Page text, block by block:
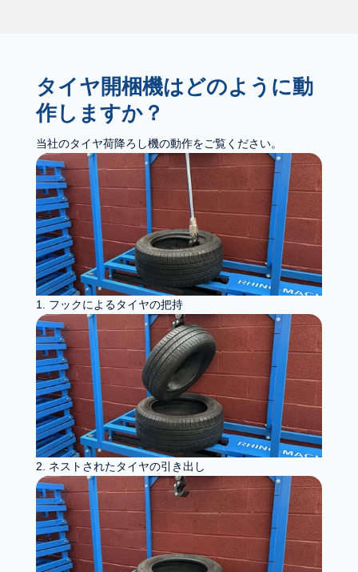
タイヤ開梱機はどのように動
作しますか？
当社のタイヤ荷降ろし機の動作をご覧ください。
1. フックによるタイヤの把持
2. ネストされたタイヤの引き出し